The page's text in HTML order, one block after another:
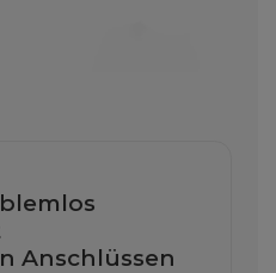
Anschlüssen